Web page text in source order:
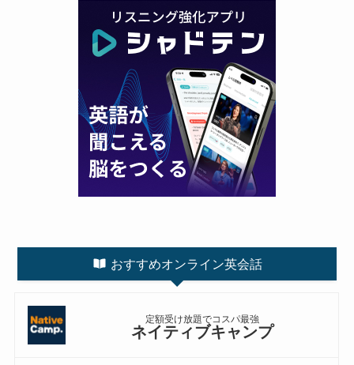
おすすめオンライン英会話
定額受け放題でコスパ最強
ネイティブキャンプ